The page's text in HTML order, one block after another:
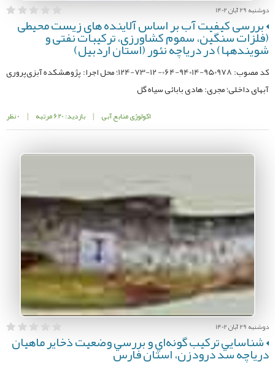
دوشنبه 29 آبان 1402
بررسی کیفیت آب بر اساس آلاینده های زیست محیطی
(فلزات سنگین، سموم کشاورزی، ترکیبات نفتی و
شویندهها) در دریاچه نئور (استان اردبیل)
کد مصوب: 950978-94014-064- 12-73-124؛ محل اجرا: پژوهشکده آبزی‌پروری
آبهای داخلی؛ مجری: هادی بابائی سیاه گل
اکولوژی منابع آبی | بازدید: 620 مرتبه | 0 نظر
دوشنبه 29 آبان 1402
شناسايي ترکيب گونه‌اي و بررسي وضعيت ذخاير ماهيان
درياچه‌ سد درودزن، استان فارس